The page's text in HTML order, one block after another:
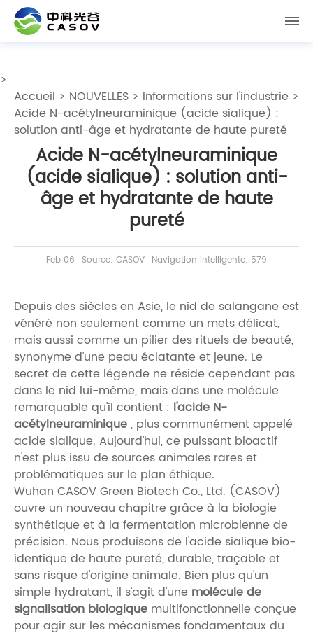
>
Accueil > NOUVELLES > Informations sur l'industrie >
Acide N-acétylneuraminique (acide sialique) :
solution anti-âge et hydratante de haute pureté
Acide N-acétylneuraminique
(acide sialique) : solution anti-
âge et hydratante de haute
pureté
Feb 06 Source: CASOV Navigation intelligente: 579
Depuis des siècles en Asie, le nid de salangane est
vénéré non seulement comme un mets délicat,
mais aussi comme un pilier des rituels de beauté,
synonyme d'une peau éclatante et jeune. Le
secret de cette légende ne réside cependant pas
dans le nid lui-même, mais dans une molécule
remarquable qu'il contient : l'acide N-
acétylneuraminique, plus communément appelé
acide sialique. Aujourd'hui, ce puissant bioactif
n'est plus issu de sources animales rares et
problématiques sur le plan éthique.
Wuhan CASOV Green Biotech Co., Ltd. (CASOV)
ouvre un nouveau chapitre grâce à la biologie
synthétique et à la fermentation microbienne de
précision. Nous produisons de l'acide sialique bio-
identique de haute pureté, durable, traçable et
sans risque d'origine animale. Bien plus qu'un
simple hydratant, il s'agit d'une molécule de
signalisation biologique multifonctionnelle conçue
pour agir sur les mécanismes fondamentaux du